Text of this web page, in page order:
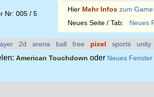
Nr: 005 / 5
Hier Mehr Infos zum Game:
Neues Seite / Tab: Neues
2d arena ball free pixel sports unity
American Touchdown oder Neues Fenster